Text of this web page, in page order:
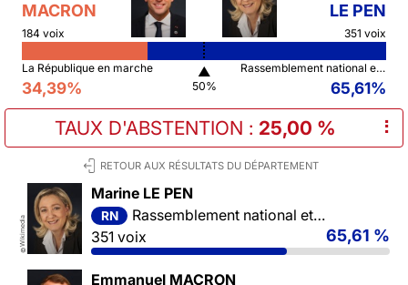
MACRON
184 voix
LE PEN
351 voix
La République en marche
34,39%
▲
50%
Rassemblement national et ses alliés
65,61%
TAUX D'ABSTENTION : 25,00 % ⠇
RETOUR AUX RÉSULTATS DU DÉPARTEMENT
©
Wikimedia
Marine LE PEN
RN
Rassemblement national et ses alliés
351 voix
65,61 %
Emmanuel MACRON